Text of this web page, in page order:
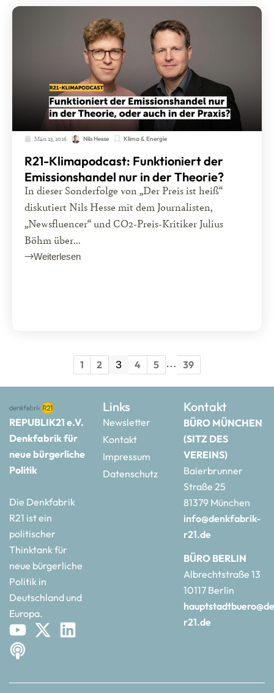
März 23, 2026 Nils Hesse Klima & Energie
R21-Klimapodcast: Funktioniert der
Emissionshandel nur in der Theorie?
In dieser Sonderfolge von „Der Preis ist heiß“
diskutiert Nils Hesse mit dem Journalisten,
„Newsfluencer“ und CO2-Preis-Kritiker Julius
Böhm über...
Weiterlesen
1 2 3 4 5 … 39
REPUBLIK21 e.V.
Denkfabrik für
neue bürgerliche
Politik
Die Denkfabrik
R21 ist ein
politischer
Thinktank für
neue bürgerliche
Politik in
Deutschland und
Europa.
Links
Newsletter
Kontakt
Impressum
Datenschutz
Kontakt
BÜRO MÜNCHEN
(SITZ DES
VEREINS)
Baierbrunner
Straße 25
81379 München
info@denkfabrik-
r21.de
BÜRO BERLIN
Albrechtstraße 13
10117 Berlin
r21.de